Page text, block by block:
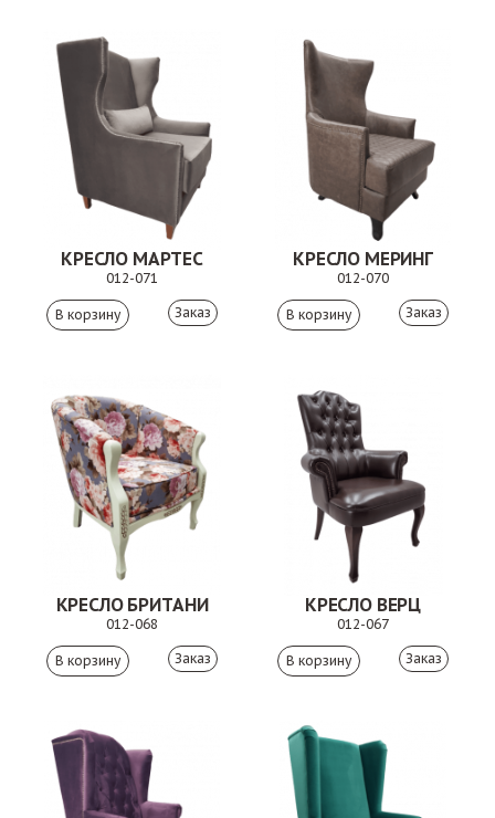
КРЕСЛО МАРТЕС
012-071
Заказ
КРЕСЛО МЕРИНГ
012-070
Заказ
КРЕСЛО БРИТАНИ
012-068
Заказ
КРЕСЛО ВЕРЦ
012-067
Заказ